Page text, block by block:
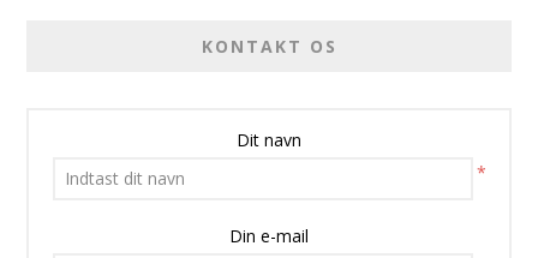
KONTAKT OS
Dit navn
*
Din e-mail